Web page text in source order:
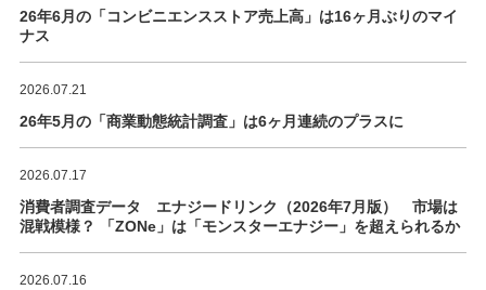
26年6月の「コンビニエンスストア売上高」は16ヶ月ぶりのマイ
ナス
2026.07.21
26年5月の「商業動態統計調査」は6ヶ月連続のプラスに
2026.07.17
消費者調査データ エナジードリンク（2026年7月版） 市場は
混戦模様？ 「ZONe」は「モンスターエナジー」を超えられるか
2026.07.16